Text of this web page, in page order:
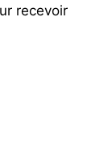
recevoir